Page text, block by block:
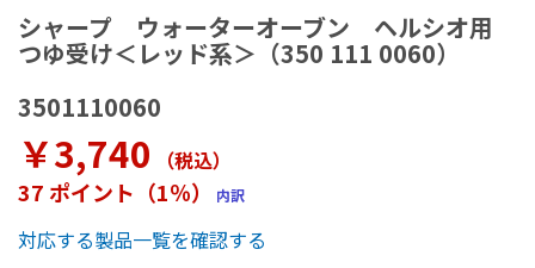
シャープ ウォーターオーブン ヘルシオ用
つゆ受け＜レッド系＞（350 111 0060）
3501110060
￥3,740 （税込）
37 ポイント（1％） 内訳
対応する製品一覧を確認する
メ
ー
ジ
ャ
リ
ー
の
最
初